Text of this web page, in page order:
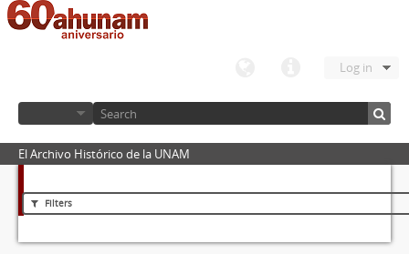
Log in
El Archivo Histórico de la UNAM
Filters